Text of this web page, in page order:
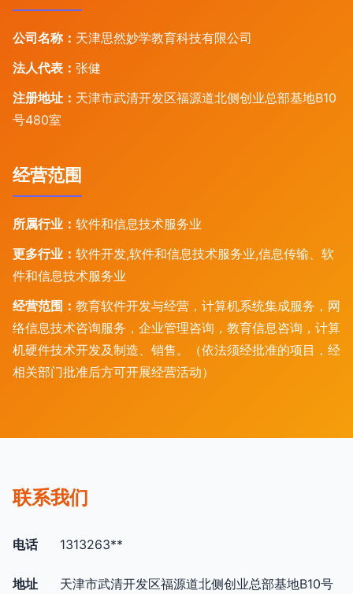
公司名称： 天津思然妙学教育科技有限公司
法人代表： 张健
注册地址： 天津市武清开发区福源道北侧创业总部基地B10
号480室
经营范围
所属行业： 软件和信息技术服务业
更多行业： 软件开发,软件和信息技术服务业,信息传输、软
件和信息技术服务业
经营范围： 教育软件开发与经营，计算机系统集成服务，网
络信息技术咨询服务，企业管理咨询，教育信息咨询，计算
机硬件技术开发及制造、销售。（依法须经批准的项目，经
相关部门批准后方可开展经营活动）
联系我们
电话 1313263**
地址
天津市武清开发区福源道北侧创业总部基地B10号